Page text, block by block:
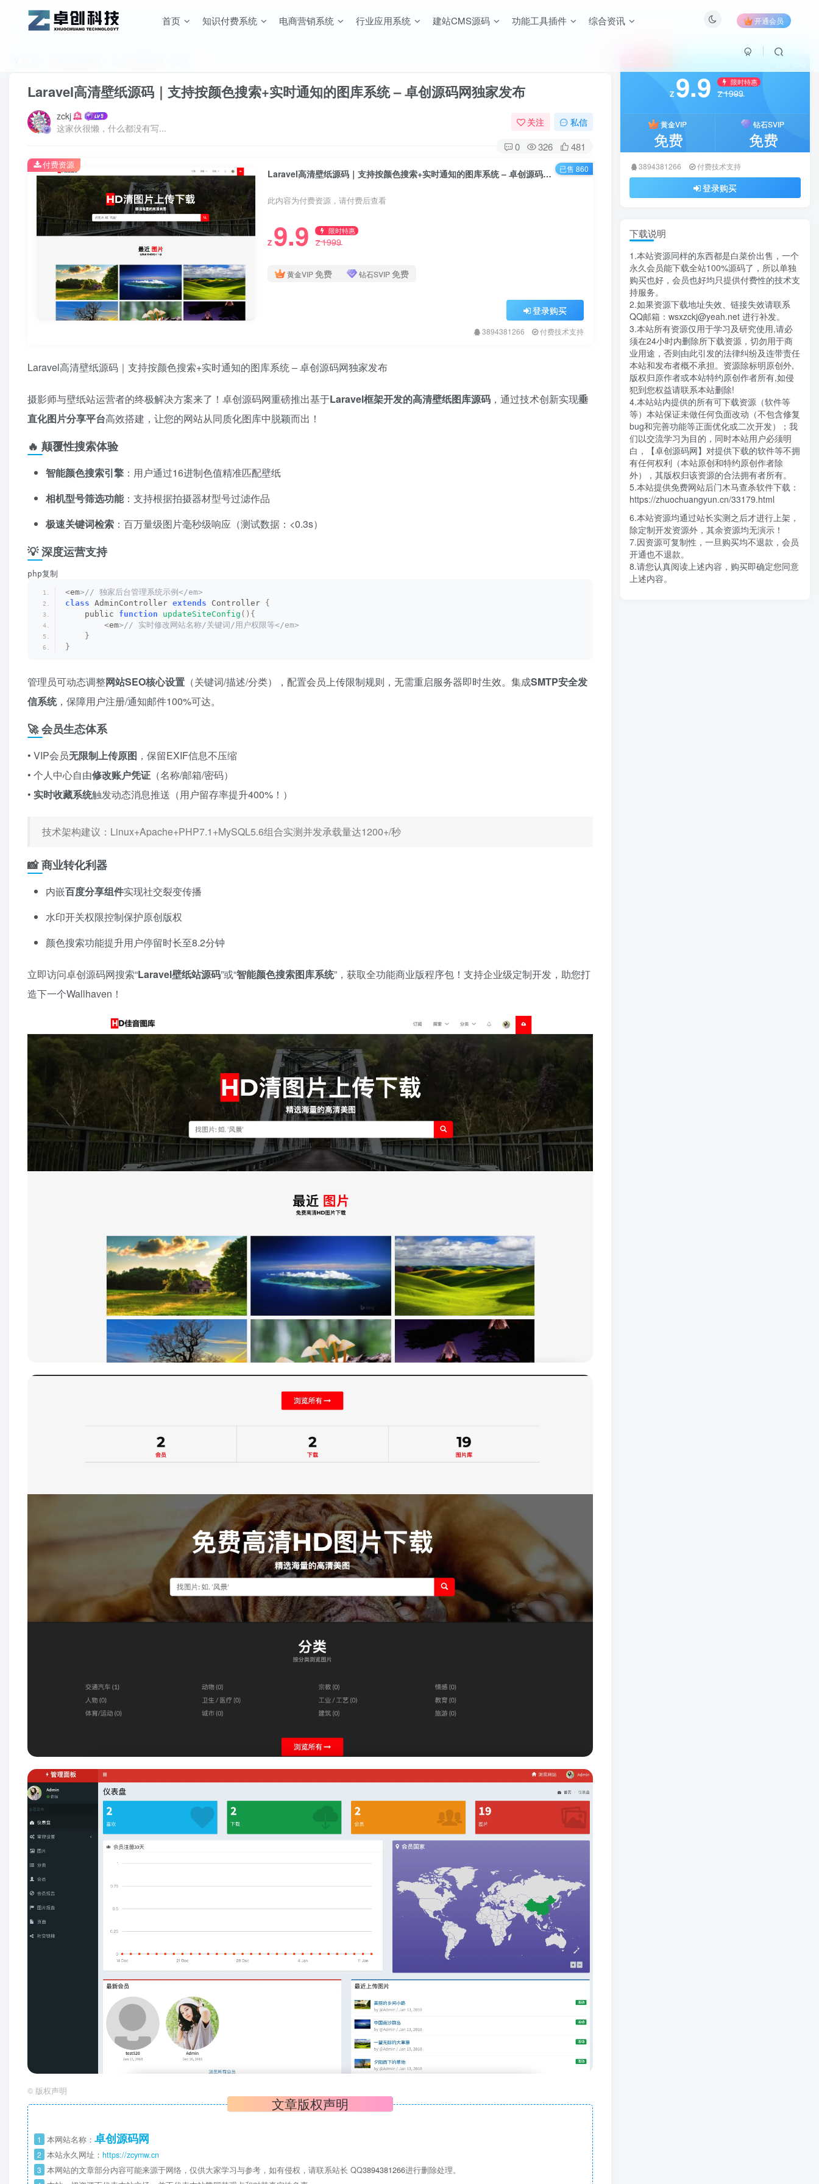
首页 知识付费系统 电商营销系统 行业应用系统 建站CMS源码 功能工具插件 综合资讯 开通会员
Laravel高清壁纸源码｜支持按颜色搜索+实时通知的图库系统 – 卓创源码网独家发布
zckj
这家伙很懒，什么都没有写...
关注 私信
0 326 481
Laravel高清壁纸源码｜支持按颜色搜索+实时通知的图库系统 – 卓创源码网独家发布
此内容为付费资源，请付费后查看
Z 9.9 限时特惠
Z1999
黄金VIP免费 钻石SVIP免费
登录购买
3894381266 付费技术支持
付费资源 已售 860
Laravel高清壁纸源码｜支持按颜色搜索+实时通知的图库系统 – 卓创源码网独家发布
摄影师与壁纸站运营者的终极解决方案来了！卓创源码网重磅推出基于Laravel框架开发的高清壁纸图库源码 ，通过技术创新实现垂
直化图片分享平台高效搭建，让您的网站从同质化图库中脱颖而出！
🔥 颠覆性搜索体验
智能颜色搜索引擎 ：用户通过16进制色值精准匹配壁纸
相机型号筛选功能：支持根据拍摄器材型号过滤作品
极速关键词检索 ：百万量级图片毫秒级响应（测试数据：<0.3s）
💡 深度运营支持
php复制
<em>// 独家后台管理系统示例</em>
class AdminController extends Controller {
    public
function updateSiteConfig (){
<em>// 实时修改网站名称/关键词/用户权限等</em>
}
}
管理员可动态调整网站SEO核心设置 ​（关键词/描述/分类），配置会员上传限制规则，无需重启服务器即时生效。集成SMTP安全发
信系统，保障用户注册/通知邮件100%可达。
🚀 会员生态体系
• VIP会员无限制上传原图 ，保留EXIF信息不压缩
• 个人中心自由修改账户凭证 ​（名称/邮箱/密码）
• ​ 实时收藏系统触发动态消息推送（用户留存率提升400%！）
技术架构建议：Linux+Apache+PHP7.1+MySQL5.6组合实测并发承载量达1200+/秒
📸 商业转化利器
内嵌百度分享组件实现社交裂变传播
水印开关权限控制保护原创版权
颜色搜索功能提升用户停留时长至8.2分钟
立即访问卓创源码网搜索“Laravel壁纸站源码”或“智能颜色搜索图库系统”，获取全功能商业版程序包！支持企业级定制开发，助您打
造下一个Wallhaven！
© 版权声明
文章版权声明
1 本网站名称： 卓创源码网
2 本站永久网址： https://zcymw.cn
3 本网站的文章部分内容可能来源于网络，仅供大家学习与参考，如有侵权，请联系站长 QQ3894381266进行删除处理。
Z 9.9 限时特惠
Z1999
黄金VIP
免费
钻石SVIP
免费
3894381266 付费技术支持
登录购买
下载说明
1.本站资源同样的东西都是白菜价出售，一个
永久会员能下载全站100%源码了，所以单独
购买也好，会员也好均只提供付费性的技术支
持服务。
2.如果资源下载地址失效、链接失效请联系
QQ邮箱：wsxzckj@yeah.net 进行补发。
3.本站所有资源仅用于学习及研究使用,请必
须在24小时内删除所下载资源，切勿用于商
业用途，否则由此引发的法律纠纷及连带责任
本站和发布者概不承担。资源除标明原创外,
版权归原作者或本站特约原创作者所有,如侵
犯到您权益请联系本站删除!
4.本站站内提供的所有可下载资源（软件等
等）本站保证未做任何负面改动（不包含修复
bug和完善功能等正面优化或二次开发）；我
们以交流学习为目的，同时本站用户必须明
白，【卓创源码网】对提供下载的软件等不拥
有任何权利（本站原创和特约原创作者除
外），其版权归该资源的合法拥有者所有。
5.本站提供免费网站后门木马查杀软件下载：
https://zhuochuangyun.cn/33179.html
6.本站资源均通过站长实测之后才进行上架，
除定制开发资源外，其余资源均无演示！
7.因资源可复制性，一旦购买均不退款，会员
开通也不退款。
8.请您认真阅读上述内容，购买即确定您同意
上述内容。